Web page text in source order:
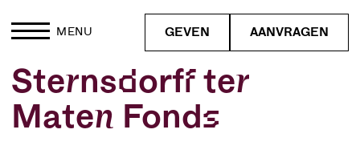
GEVEN AANVRAGEN
MENU
Sternsdorff ter
Maten Fonds